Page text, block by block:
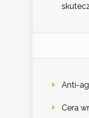
Anti-
Cera